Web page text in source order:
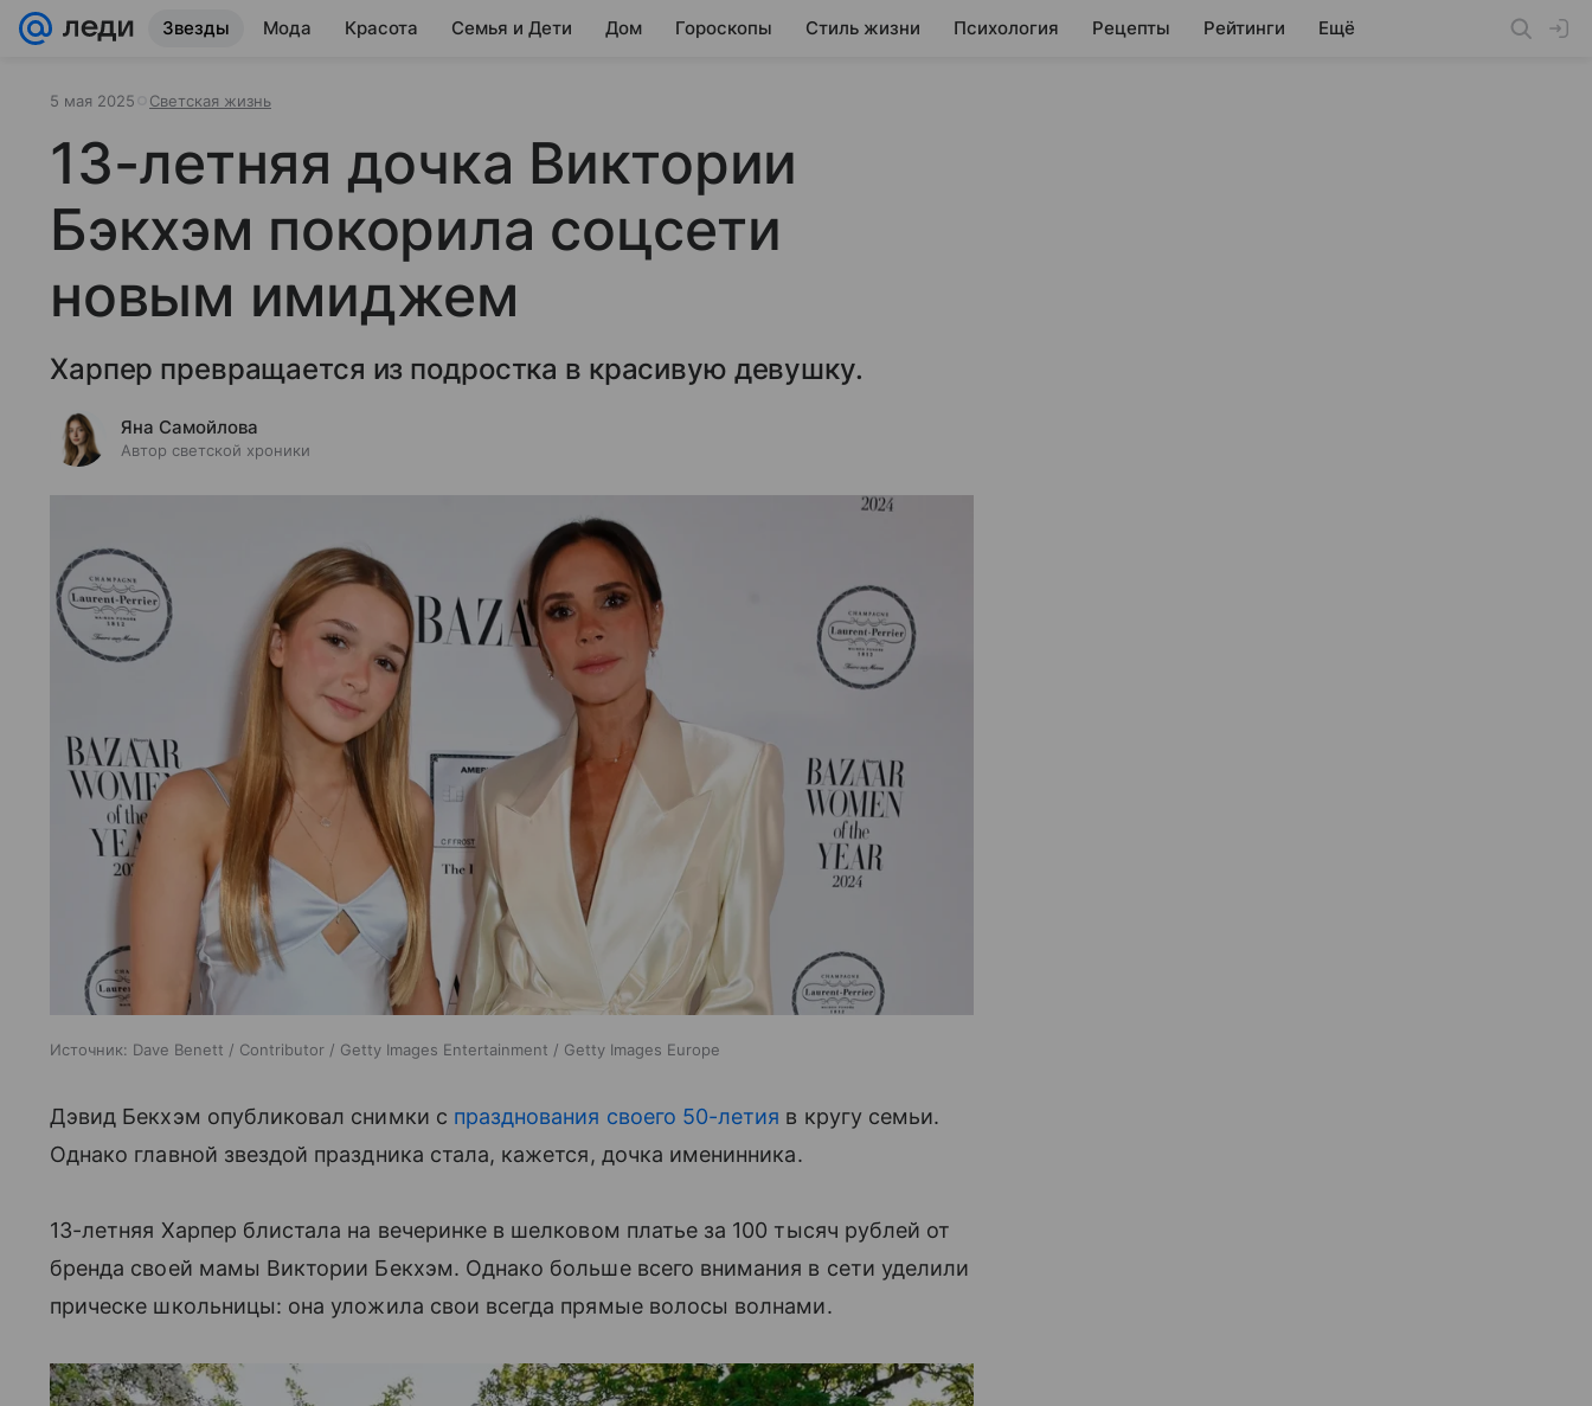
Звезды Мода Красота Семья и Дети Дом Гороскопы Стиль жизни Психология Рецепты Рейтинги Ещё
5 мая 2025 Светская жизнь
13-летняя дочка Виктории
Бэкхэм покорила соцсети
новым имиджем
Харпер превращается из подростка в красивую девушку.
Яна Самойлова
Автор светской хроники
Источник: Dave Benett / Contributor / Getty Images Entertainment / Getty Images Europe
Дэвид Бекхэм опубликовал снимки с празднования своего 50-летия в кругу семьи.
Однако главной звездой праздника стала, кажется, дочка именинника.
13-летняя Харпер блистала на вечеринке в шелковом платье за 100 тысяч рублей от
бренда своей мамы Виктории Бекхэм. Однако больше всего внимания в сети уделили
прическе школьницы: она уложила свои всегда прямые волосы волнами.